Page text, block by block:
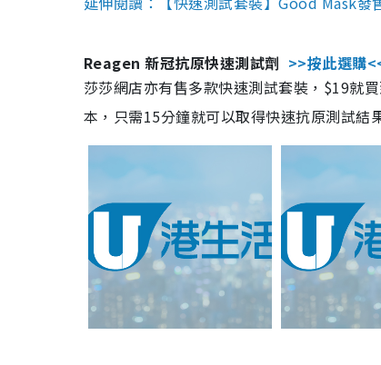
Reagen 新冠抗原快速測試劑 >>按此選購
莎莎網店亦有售多款快速測試套裝，$19就
本，只需15分鐘就可以取得快速抗原測試結